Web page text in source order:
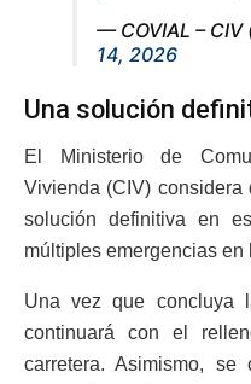
— COVIAL – CIV
14, 2026
Una solución
El Ministerio de
Vivienda (CIV)
solución definitiva en
múltiples emergencias en
Una vez que concluya
continuará con el
carretera. Asimismo, se